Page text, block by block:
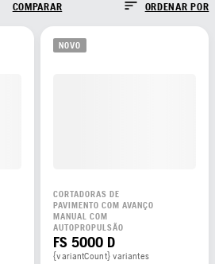
COMPARAR ORDENAR POR
NOVO
CORTADORAS DE
PAVIMENTO COM AVANÇO
MANUAL COM
AUTOPROPULSÃO
FS 5000 D
{variantCount} variantes